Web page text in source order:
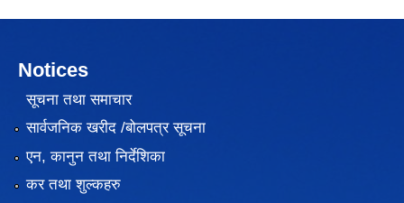
Notices
सूचना तथा समाचार
सार्वजनिक खरीद /बोलपत्र सूचना
एन, कानुन तथा निर्देशिका
कर तथा शुल्कहरु